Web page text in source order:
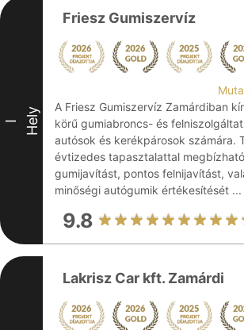
I Hely
Friesz Gumiszervíz
A Friesz Gumiszervíz Zamárdiban
körű gumiabroncs- és
autósok és kerékpárosok számára.
évtizedes tapasztalattal megbízható
gumijavítást, pontos felnijavítást,
minőségi autógumik értékesítését ...
9.8
Lakrisz Car kft. Zamárdi